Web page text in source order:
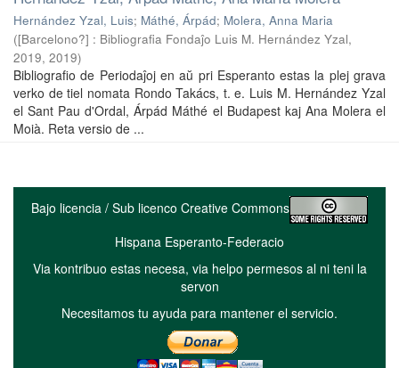
Hernández Yzal, Luis; Máthé, Árpád; Molera, Anna Maria
([Barcelono?] : Bibliografia Fondaĵo Luis M. Hernández Yzal,
2019, 2019)
Bibliografio de Periodaĵoj en aŭ pri Esperanto estas la plej grava
verko de tiel nomata Rondo Takács, t. e. Luis M. Hernández Yzal
el Sant Pau d'Ordal, Árpád Máthé el Budapest kaj Ana Molera el
Moià. Reta versio de ...
Bajo licencia / Sub licenco Creative Commons
Hispana Esperanto-Federacio
Via kontribuo estas necesa, via helpo permesos al ni teni la
servon
Necesitamos tu ayuda para mantener el servicio.